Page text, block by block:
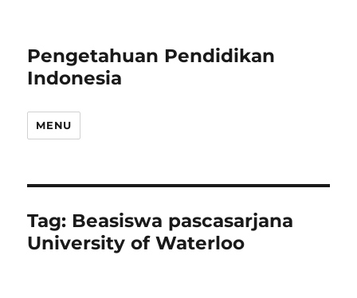
Pengetahuan Pendidikan
Indonesia
MENU
Tag: Beasiswa pascasarjana
University of Waterloo